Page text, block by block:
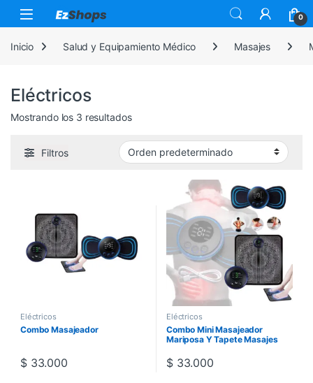
Saltar a la navegación
Saltar al contenido
0
Inicio Salud y Equipamiento Médico Masajes
Eléctricos
Mostrando los 3 resultados
Filtros
Eléctricos
Combo Masajeador
$33.000
Eléctricos
Combo Mini Masajeador
Mariposa Y Tapete Masajes
$33.000